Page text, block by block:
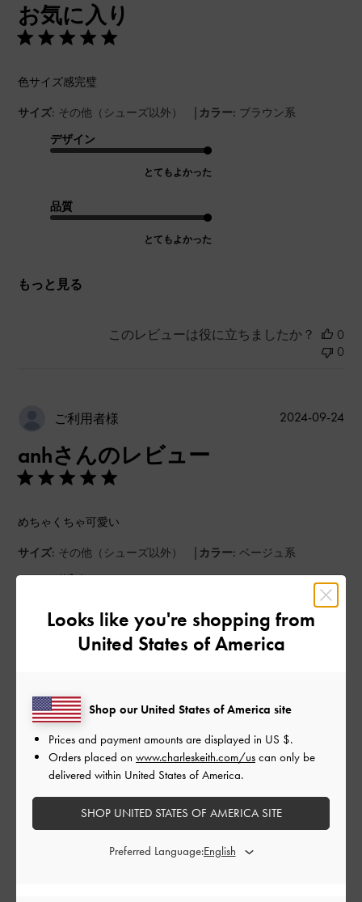
お気に入り
色サイズ感完璧
サイズ: その他（シューズ以外） | カラー: ブラウン系
デザイン
とてもよかった
品質
とてもよかった
もっと見る
このレビューは役に立ちましたか？
0
0
ご利用者様
anhさんのレビュー
めちゃくちゃ可愛い
サイズ: その他（シューズ以外） | カラー: ベージュ系
デザイン
よかった
もっと見る
公
2024-09-24
このレビューは役に立ちましたか？
ご利用者様
Looks like you're shopping from
United States of America
Shop our United States of America site
Prices and payment amounts are displayed in US $.
Orders placed on www.charleskeith.com/us can only be
delivered within United States of America.
SHOP UNITED STATES OF AMERICA SITE
Preferred Language: